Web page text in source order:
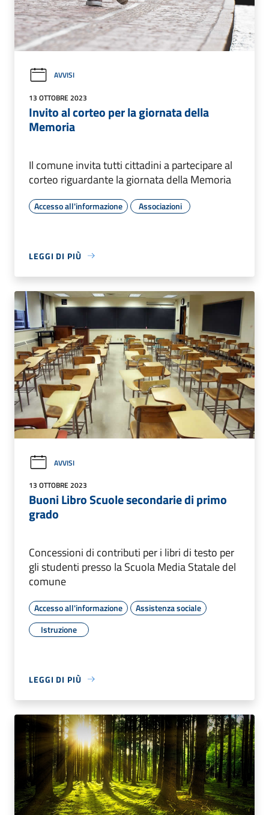
AVVISI
13 OTTOBRE 2023
Invito al corteo per la giornata della
Memoria
Il comune invita tutti cittadini a partecipare al
corteo riguardante la giornata della Memoria
Accesso all'informazione Associazioni
LEGGI DI PIÙ
AVVISI
13 OTTOBRE 2023
Buoni Libro Scuole secondarie di primo
grado
Concessioni di contributi per i libri di testo per
gli studenti presso la Scuola Media Statale del
comune
Accesso all'informazione
Assistenza sociale
Istruzione
LEGGI DI PIÙ